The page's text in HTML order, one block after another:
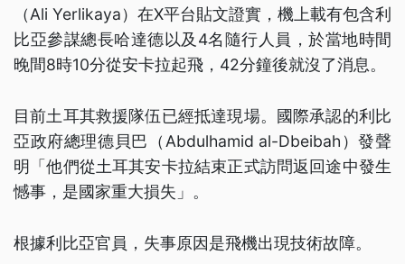
（Ali Yerlikaya）在X平台貼文證實，機上載有包含利
比亞參謀總長哈達德以及4名隨行人員，於當地時間
晚間8時10分從安卡拉起飛，42分鐘後就沒了消息。
目前土耳其救援隊伍已經抵達現場。國際承認的利比
亞政府總理德貝巴（Abdulhamid al-Dbeibah）發聲
明「他們從土耳其安卡拉結束正式訪問返回途中發生
憾事，是國家重大損失」。
根據利比亞官員，失事原因是飛機出現技術故障。